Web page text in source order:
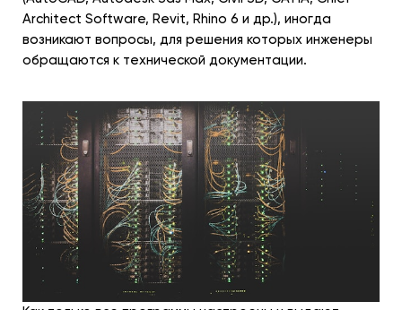
Architect Software, Revit, Rhino 6 и др.), иногда
возникают вопросы, для решения которых инженеры
обращаются к технической документации.